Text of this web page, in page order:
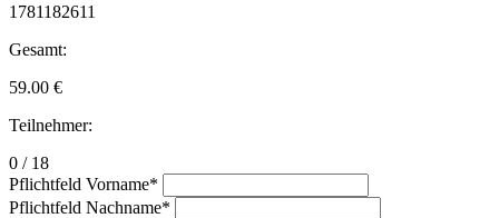
1781182611
Gesamt:
59.00 €
Teilnehmer:
0 / 18
Pflichtfeld Vorname*
Pflichtfeld Nachname*